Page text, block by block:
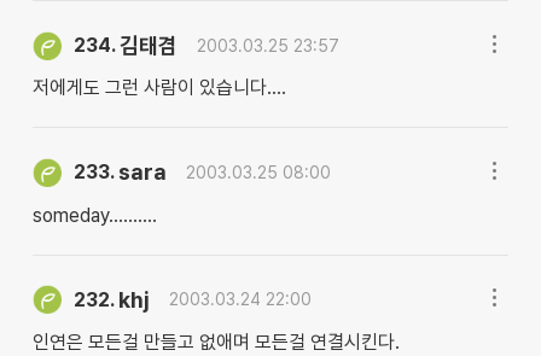
234.김태겸 2003.03.25 23:57
저에게도 그런 사람이 있습니다....
233. sara 2003.03.25 08:00
someday..........
232. khj 2003.03.24 22:00
인연은 모든걸 만들고 없애며 모든걸 연결시킨다.